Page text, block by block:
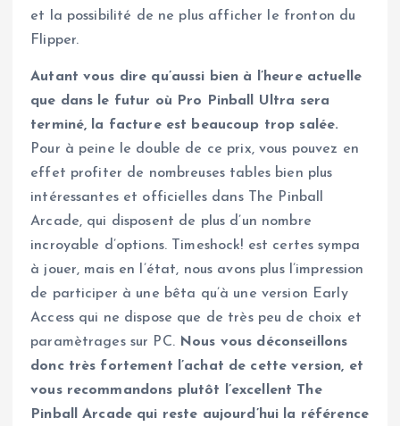
et la possibilité de ne plus afficher le fronton du
Flipper.
Autant vous dire qu’aussi bien à l’heure actuelle
que dans le futur où Pro Pinball Ultra sera
terminé, la facture est beaucoup trop salée.
Pour à peine le double de ce prix, vous pouvez en
effet profiter de nombreuses tables bien plus
intéressantes et officielles dans The Pinball
Arcade, qui disposent de plus d’un nombre
incroyable d’options. Timeshock! est certes sympa
à jouer, mais en l’état, nous avons plus l’impression
de participer à une bêta qu’à une version Early
Access qui ne dispose que de très peu de choix et
paramètrages sur PC. Nous vous déconseillons
donc très fortement l’achat de cette version, et
vous recommandons plutôt l’excellent The
Pinball Arcade qui reste aujourd’hui la référence